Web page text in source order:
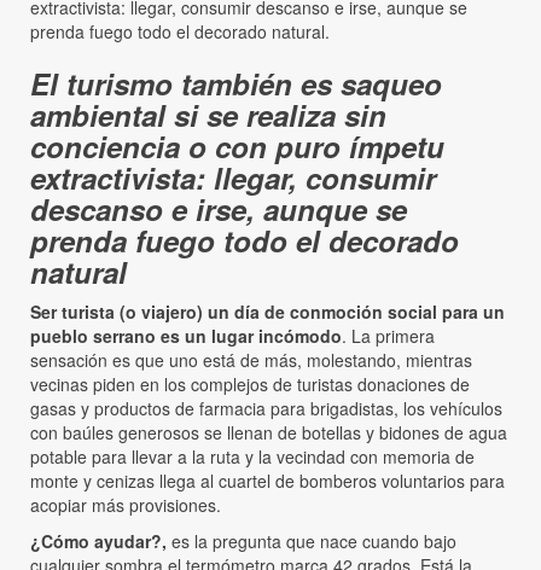
extractivista: llegar, consumir descanso e irse, aunque se
prenda fuego todo el decorado natural.
El turismo también es saqueo
ambiental si se realiza sin
conciencia o con puro ímpetu
extractivista: llegar, consumir
descanso e irse, aunque se
prenda fuego todo el decorado
natural
Ser turista (o viajero) un día de conmoción social para un
pueblo serrano es un lugar incómodo. La primera
sensación es que uno está de más, molestando, mientras
vecinas piden en los complejos de turistas donaciones de
gasas y productos de farmacia para brigadistas, los vehículos
con baúles generosos se llenan de botellas y bidones de agua
potable para llevar a la ruta y la vecindad con memoria de
monte y cenizas llega al cuartel de bomberos voluntarios para
acopiar más provisiones.
¿Cómo ayudar?, es la pregunta que nace cuando bajo